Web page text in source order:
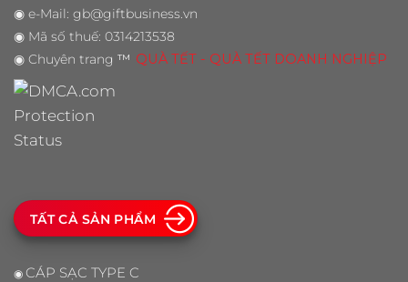
◉ e-Mail: gb@giftbusiness.vn
◉ Mã số thuế: 0314213538
◉ Chuyên trang ™ QUÀ TẾT - QUÀ TẾT DOANH NGHIỆP
TẤT CẢ SẢN PHẨM
◉ CÁP SẠC TYPE C